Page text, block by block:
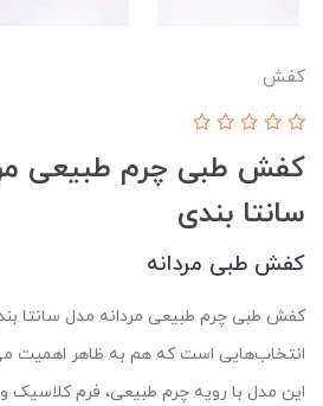
کفش
کفش طبی چرم طبیعی
سانتا بندی
کفش طبی مردانه
کفش طبی چرم طبیعی مردانه مدل سانتا
انتخاب‌هایی است که هم به ظاهر اهمیت
این مدل با رویه چرم طبیعی، فرم کلاسیک و